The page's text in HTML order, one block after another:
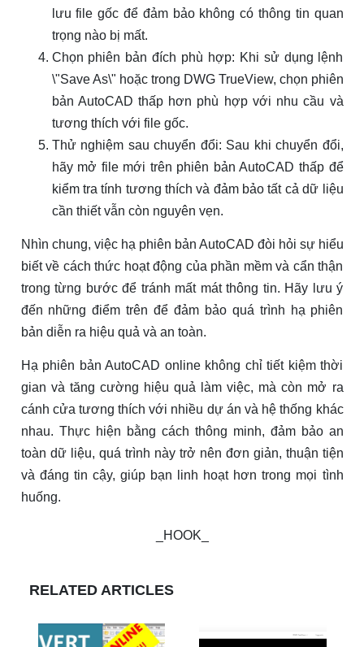
lưu file gốc để đảm bảo không có thông tin quan
trọng nào bị mất.
Chọn phiên bản đích phù hợp: Khi sử dụng lệnh
\"Save As\" hoặc trong DWG TrueView, chọn phiên
bản AutoCAD thấp hơn phù hợp với nhu cầu và
tương thích với file gốc.
Thử nghiệm sau chuyển đổi: Sau khi chuyển đổi,
hãy mở file mới trên phiên bản AutoCAD thấp để
kiểm tra tính tương thích và đảm bảo tất cả dữ liệu
cần thiết vẫn còn nguyên vẹn.
Nhìn chung, việc hạ phiên bản AutoCAD đòi hỏi sự hiểu
biết về cách thức hoạt động của phần mềm và cẩn thận
trong từng bước để tránh mất mát thông tin. Hãy lưu ý
đến những điểm trên để đảm bảo quá trình hạ phiên
bản diễn ra hiệu quả và an toàn.
Hạ phiên bản AutoCAD online không chỉ tiết kiệm thời
gian và tăng cường hiệu quả làm việc, mà còn mở ra
cánh cửa tương thích với nhiều dự án và hệ thống khác
nhau. Thực hiện bằng cách thông minh, đảm bảo an
toàn dữ liệu, quá trình này trở nên đơn giản, thuận tiện
và đáng tin cậy, giúp bạn linh hoạt hơn trong mọi tình
huống.
_HOOK_
RELATED ARTICLES